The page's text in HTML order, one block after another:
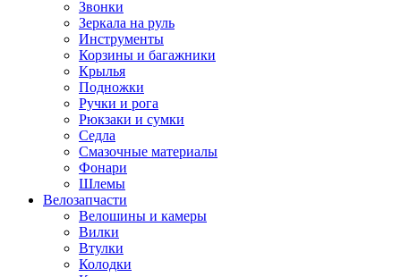
Звонки
Зеркала на руль
Инструменты
Корзины и багажники
Крылья
Подножки
Ручки и рога
Рюкзаки и сумки
Седла
Смазочные материалы
Фонари
Шлемы
Велозапчасти
Велошины и камеры
Вилки
Втулки
Колодки